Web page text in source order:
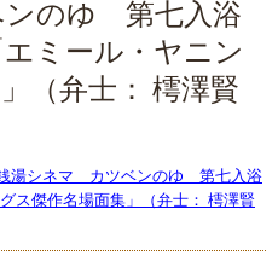
のゆ 第七入浴
エミール・ヤニン
（弁士： 樗澤賢
湯シネマ カツベンのゆ 第七入浴
ス傑作名場面集」（弁士： 樗澤賢